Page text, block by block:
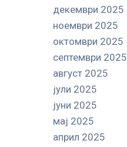
декември 2025
ноември 2025
октомври 2025
септември 2025
август 2025
јули 2025
јуни 2025
мај 2025
април 2025